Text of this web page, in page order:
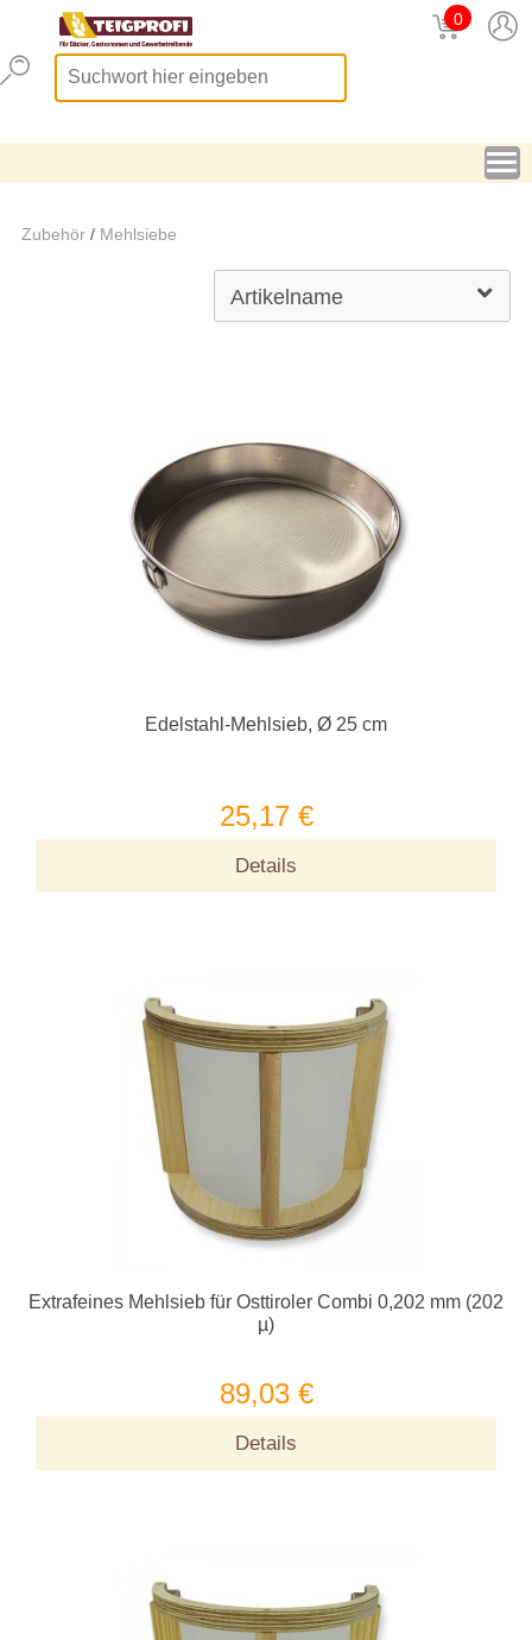
0
Zubehör / Mehlsiebe
Edelstahl-Mehlsieb, Ø 25 cm
25,17 €
Details
Extrafeines Mehlsieb für Osttiroler Combi 0,202 mm (202
µ)
89,03 €
Details